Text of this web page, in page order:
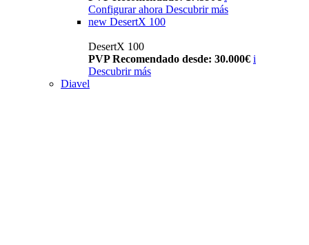
Configurar ahora Descubrir más
new DesertX 100
DesertX 100
PVP Recomendado desde: 30.000€ i
Descubrir más
Diavel